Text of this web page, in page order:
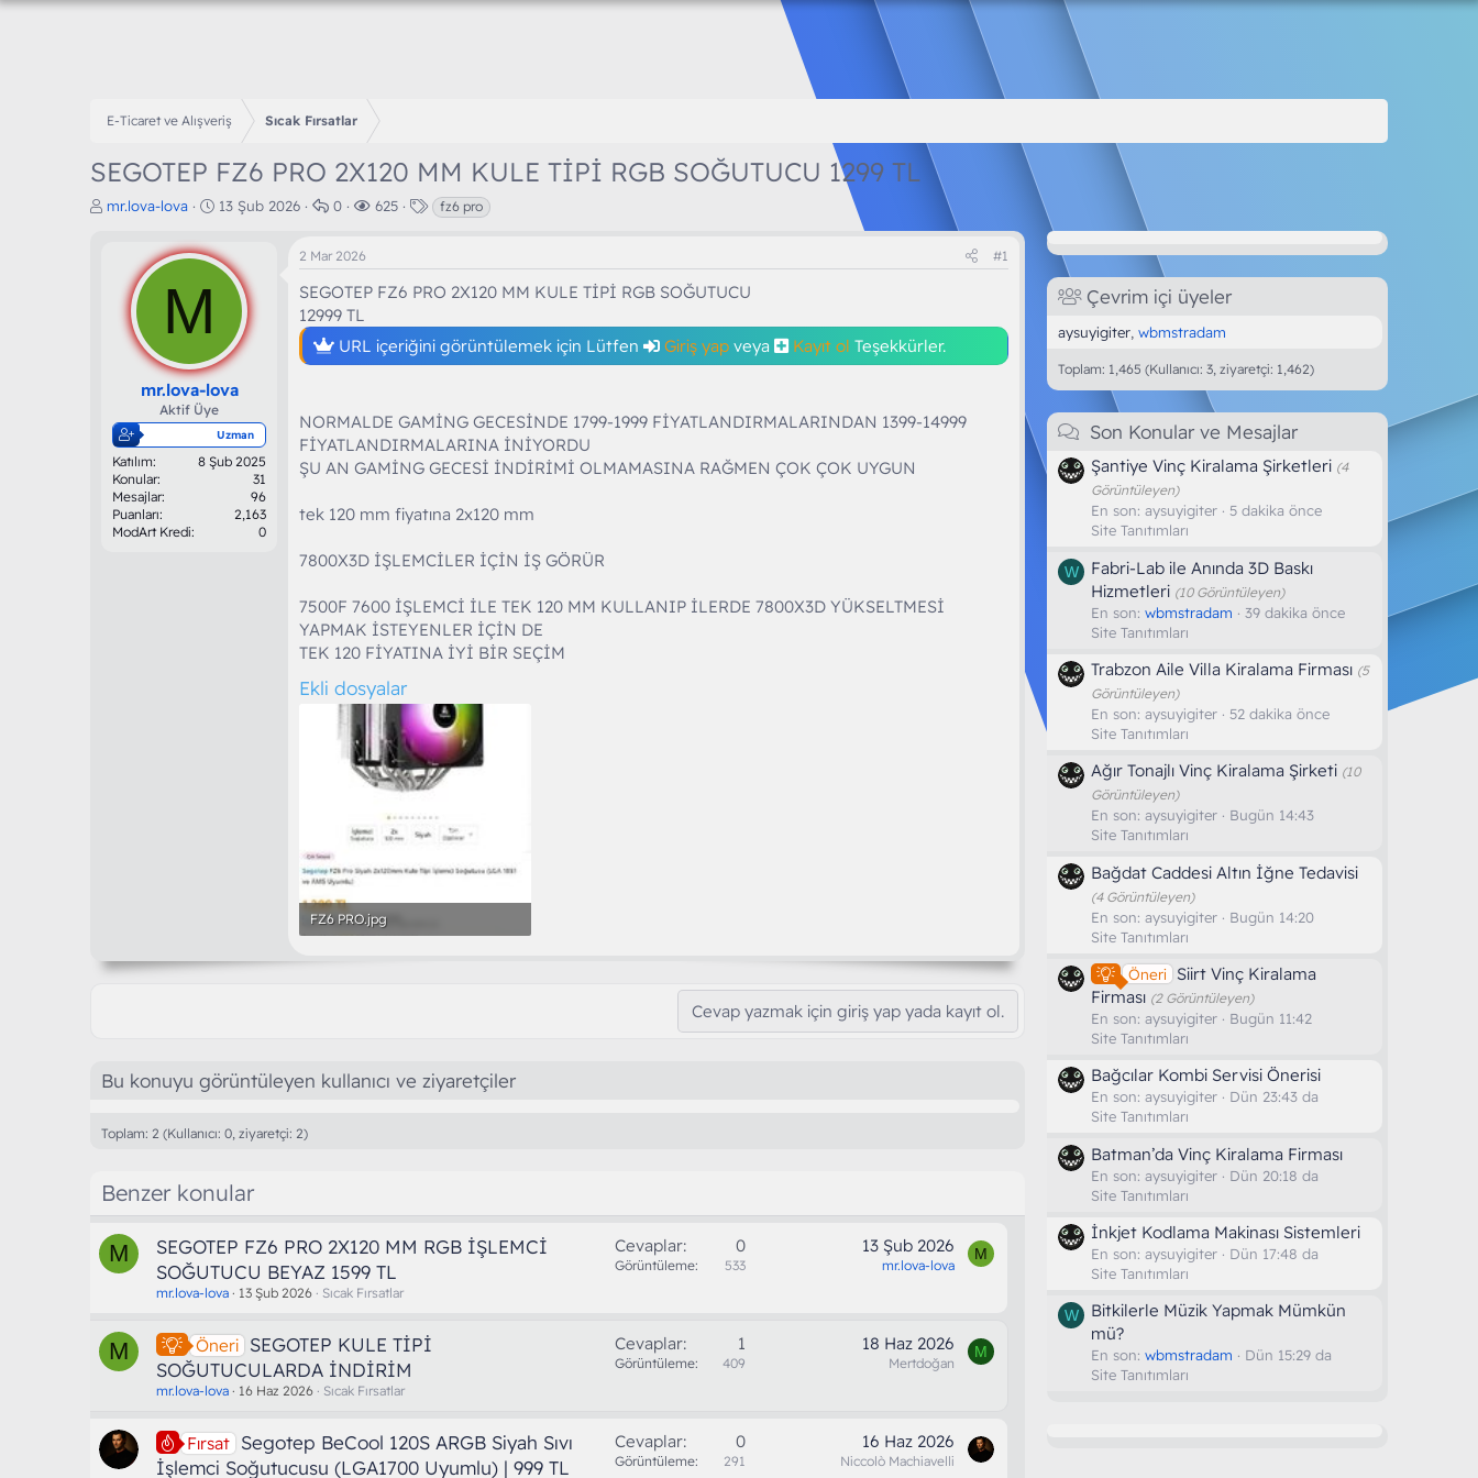
E-Ticaret ve Alışveriş Sıcak Fırsatlar
SEGOTEP FZ6 PRO 2X120 MM KULE TİPİ RGB SOĞUTUCU 1299 TL
K
a
n
mr.lova-lova
B
l
ç
r
i
h
13 Şub 2026
C
a
p
l
a
r
0
G
n
t
ü
l
e
625
E
e
t
l
e
r
fz6 pro
M
mr.lova-lova
Aktif Üye
Uzman
Katılım
8 Şub 2025
Konular
31
Mesajlar
96
Puanları
2,163
ModArt Kredi
0
2 Mar 2026 #1
SEGOTEP FZ6 PRO 2X120 MM KULE TİPİ RGB SOĞUTUCU
12999 TL
URL içeriğini görüntülemek için Lütfen
Giriş yap veya Kayıt ol Teşekkürler.
NORMALDE GAMİNG GECESİNDE 1799-1999 FİYATLANDIRMALARINDAN 1399-14999
FİYATLANDIRMALARINA İNİYORDU
ŞU AN GAMİNG GECESİ İNDİRİMİ OLMAMASINA RAĞMEN ÇOK ÇOK UYGUN
tek 120 mm fiyatına 2x120 mm
7800X3D İŞLEMCİLER İÇİN İŞ GÖRÜR
7500F 7600 İŞLEMCİ İLE TEK 120 MM KULLANIP İLERDE 7800X3D YÜKSELTMESİ
YAPMAK İSTEYENLER İÇİN DE
TEK 120 FİYATINA İYİ BİR SEÇİM
Ekli dosyalar
FZ6 PRO.jpg
Cevap yazmak için giriş yap yada kayıt ol.
Bu konuyu görüntüleyen kullanıcı ve ziyaretçiler
Toplam: 2 (Kullanıcı: 0, ziyaretçi: 2)
Benzer konular
M
SEGOTEP FZ6 PRO 2X120 MM RGB İŞLEMCİ
SOĞUTUCU BEYAZ 1599 TL
mr.lova-lova 13 Şub 2026 Sıcak Fırsatlar
Cevaplar 0
Görüntüleme 533
13 Şub 2026
mr.lova-lova
M
M Öneri SEGOTEP KULE TİPİ
SOĞUTUCULARDA İNDİRİM
mr.lova-lova 16 Haz 2026 Sıcak Fırsatlar
Cevaplar 1
Görüntüleme 409
18 Haz 2026
Mertdoğan
M
Fırsat Segotep BeCool 120S ARGB Siyah Sıvı
İşlemci Soğutucusu (LGA1700 Uyumlu) | 999 TL
Cevaplar 0
Görüntüleme 291
16 Haz 2026
Niccolò Machiavelli
Çevrim içi üyeler
aysuyigiter wbmstradam
Toplam: 1,465 (Kullanıcı: 3, ziyaretçi: 1,462)
Son Konular ve Mesajlar
Şantiye Vinç Kiralama Şirketleri (4
Görüntüleyen)
En son: aysuyigiter
5 dakika önce
Site Tanıtımları
W
Fabri-Lab ile Anında 3D Baskı
Hizmetleri (10 Görüntüleyen)
En son: wbmstradam
39 dakika önce
Site Tanıtımları
Trabzon Aile Villa Kiralama Firması (5
Görüntüleyen)
En son: aysuyigiter
52 dakika önce
Site Tanıtımları
Ağır Tonajlı Vinç Kiralama Şirketi (10
Görüntüleyen)
En son: aysuyigiter
Bugün 14:43
Site Tanıtımları
Bağdat Caddesi Altın İğne Tedavisi
(4 Görüntüleyen)
En son: aysuyigiter
Bugün 14:20
Site Tanıtımları
Öneri
Siirt Vinç Kiralama
Firması (2 Görüntüleyen)
En son: aysuyigiter
Bugün 11:42
Site Tanıtımları
Bağcılar Kombi Servisi Önerisi
En son: aysuyigiter
Dün 23:43 da
Site Tanıtımları
Batman’da Vinç Kiralama Firması
En son: aysuyigiter
Dün 20:18 da
Site Tanıtımları
İnkjet Kodlama Makinası Sistemleri
En son: aysuyigiter
Dün 17:48 da
Site Tanıtımları
W
Bitkilerle Müzik Yapmak Mümkün
mü?
En son: wbmstradam
Dün 15:29 da
Site Tanıtımları